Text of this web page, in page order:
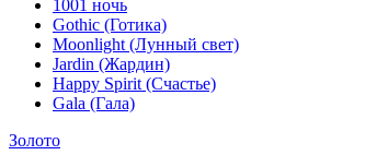
1001 ночь
Gothic (Готика)
Moonlight (Лунный свет)
Jardin (Жардин)
Happy Spirit (Счастье)
Gala (Гала)
Золото